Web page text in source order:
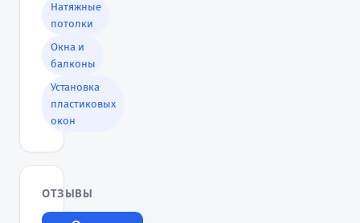
Натяжные
потолки
Окна и
балконы
Установка
пластиковых
окон
ОТЗЫВЫ